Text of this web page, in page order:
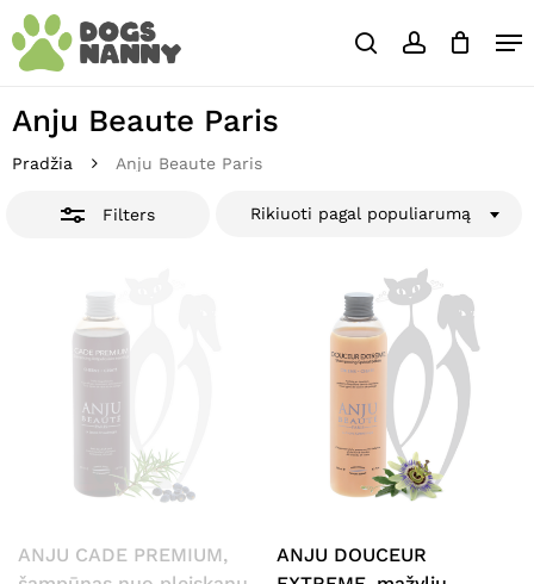
Skip
to
main
searchaccount
Krepšelis
Cart
Anju Beaute Paris
Pradžia Anju Beaute Paris
Filters Rikiuoti pagal populiarumą
Close
ANJU CADE PREMIUM,
ANJU DOUCEUR